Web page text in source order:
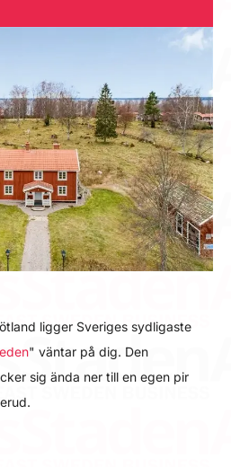
ligger Sveriges sydligaste
" väntar på dig. Den
sig ända ner till en egen pir